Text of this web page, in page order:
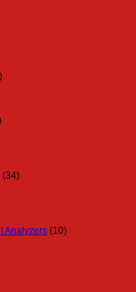
(34)
Analyzers (10)